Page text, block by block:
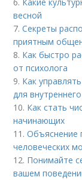
весной
7.Секреты
приятным
8. Как быстро
от психолога
9. Как
для
10. Как стать
начинающих
11.Объяснение
человеческих
12. Понимайте
вашем